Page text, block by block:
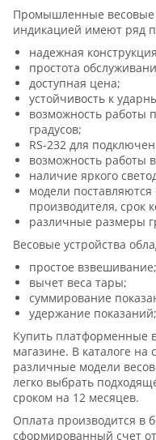
Промышленные весовые
индикацией имеют ряд
надежная
простота
доступная цена;
устойчивость к
возможность работы
градусов;
RS-232 для
возможность работы
наличие яркого
модели
производителя, срок
различные размеры
Весовые устройства
простое взвешивание;
вычет веса тары;
суммирование
удержание показаний;
Купить платформенные
магазине. В каталоге
различные модели
легко выбрать
сроком на 12 месяцев.
Оплата производится в
сформированный счет